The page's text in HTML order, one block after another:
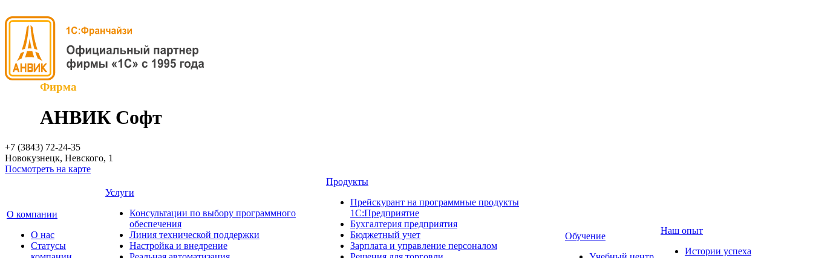
Фирма
АНВИК Софт
+7 (3843) 72-24-35
Новокузнецк, Невского, 1
Посмотреть на карте
О компании
О нас
Cтатусы
Услуги
Консультации по выбору программного
обеспечения
Линия технической поддержки
Настройка и внедрение
Продукты
Прейскурант на программные продукты
1С:Предприятие
Бухгалтерия предприятия
Бюджетный учет
Зарплата и управление персоналом
Обучение
Наш опыт
Истории успеха